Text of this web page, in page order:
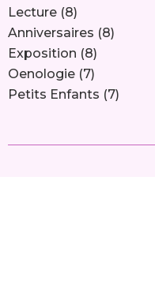
Lecture (8)
Anniversaires (8)
Exposition (8)
Oenologie (7)
Petits Enfants (7)